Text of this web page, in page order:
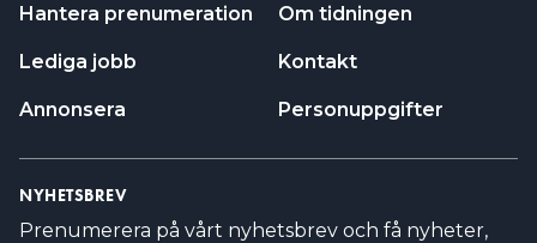
Hantera prenumeration
Lediga jobb
Annonsera
Om tidningen
Kontakt
Personuppgifter
NYHETSBREV
Prenumerera på vårt nyhetsbrev och få nyheter,